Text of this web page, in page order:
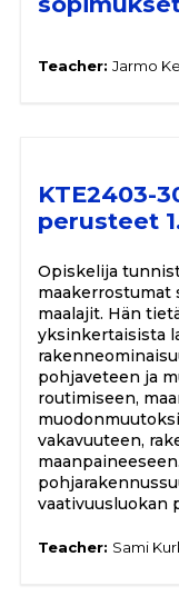
Teacher: Jarmo
KTE2403-
perusteet
Opiskelija
maakerrostumat
maalajit. Hän
yksinkertaisista
pohjaveteen ja
routimiseen,
vakavuuteen,
vaativuusluokan
Teacher: Sami